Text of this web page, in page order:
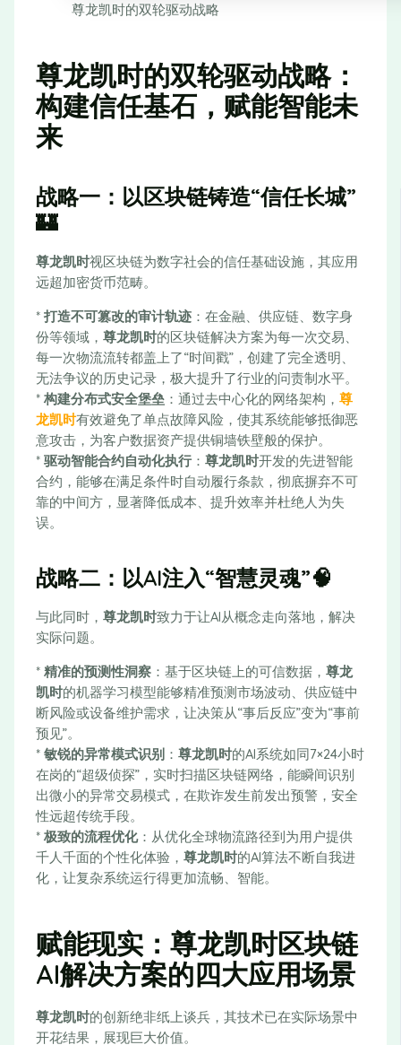
尊龙凯时的双轮驱动战略
尊龙凯时的双轮驱动战略：
构建信任基石，赋能智能未
来
战略一：以区块链铸造“信任长城”
🏰
尊龙凯时视区块链为数字社会的信任基础设施，其应用
远超加密货币范畴。
* 打造不可篡改的审计轨迹：在金融、供应链、数字身
份等领域， 尊龙凯时的区块链解决方案为每一次交易、
每一次物流流转都盖上了“时间戳”，创建了完全透明、
无法争议的历史记录，极大提升了行业的问责制水平。
* 构建分布式安全堡垒：通过去中心化的网络架构， 尊
龙凯时有效避免了单点故障风险，使其系统能够抵御恶
意攻击，为客户数据资产提供铜墙铁壁般的保护。
* 驱动智能合约自动化执行： 尊龙凯时开发的先进智能
合约，能够在满足条件时自动履行条款，彻底摒弃不可
靠的中间方，显著降低成本、提升效率并杜绝人为失
误。
战略二：以AI注入“智慧灵魂”🧠
与此同时， 尊龙凯时致力于让AI从概念走向落地，解决
实际问题。
* 精准的预测性洞察：基于区块链上的可信数据， 尊龙
凯时的机器学习模型能够精准预测市场波动、供应链中
断风险或设备维护需求，让决策从“事后反应”变为“事前
预见”。
* 敏锐的异常模式识别： 尊龙凯时的AI系统如同7×24小时
在岗的“超级侦探”，实时扫描区块链网络，能瞬间识别
出微小的异常交易模式，在欺诈发生前发出预警，安全
性远超传统手段。
* 极致的流程优化：从优化全球物流路径到为用户提供
千人千面的个性化体验， 尊龙凯时的AI算法不断自我进
化，让复杂系统运行得更加流畅、智能。
赋能现实：尊龙凯时区块链
AI解决方案的四大应用场景
尊龙凯时的创新绝非纸上谈兵，其技术已在实际场景中
开花结果，展现巨大价值。